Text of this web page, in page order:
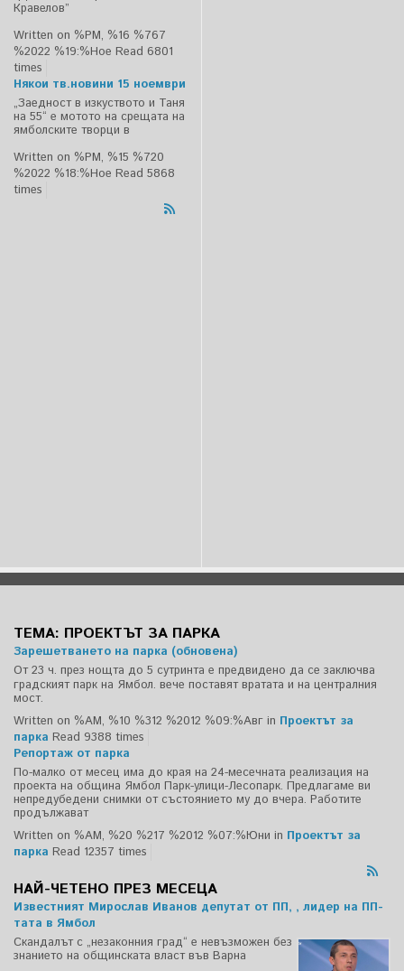
Кравелов”
Written on %PM, %16 %767
%2022 %19:%Ное Read 6801
times
Някои тв.новини 15 ноември
„Заедност в изкуството и Таня
на 55“ е мотото на срещата на
ямболските творци в
Written on %PM, %15 %720
%2022 %18:%Ное Read 5868
times
ТЕМА: ПРОЕКТЪТ ЗА ПАРКА
Зарешетването на парка (обновена)
От 23 ч. през нощта до 5 сутринта е предвидено да се заключва
градският парк на Ямбол. вече поставят вратата и на централния
мост.
Written on %AM, %10 %312 %2012 %09:%Авг in Проектът за
парка Read 9388 times
Репортаж от парка
По-малко от месец има до края на 24-месечната реализация на
проекта на община Ямбол Парк-улици-Лесопарк. Предлагаме ви
непредубедени снимки от състоянието му до вчера. Работите
продължават
Written on %AM, %20 %217 %2012 %07:%Юни in Проектът за
парка Read 12357 times
НАЙ-ЧЕТЕНО ПРЕЗ МЕСЕЦА
Известният Мирослав Иванов депутат от ПП, , лидер на ПП-
тата в Ямбол
Скандалът с „незаконния град“ е невъзможен без
знанието на общинската власт във Варна